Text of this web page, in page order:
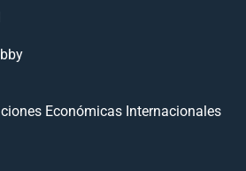
Económicas Internacionales